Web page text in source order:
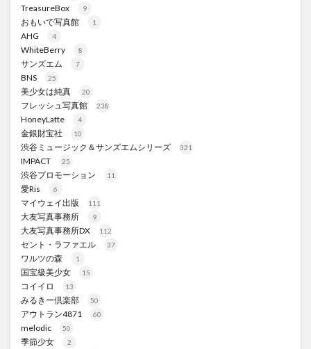
TreasureBox 9
おもいで写真館 1
AHG 4
WhiteBerry 8
サンズエム 7
BNS 25
美少女は純真 20
フレッシュ写真館 238
HoneyLatte 4
金銀財宝社 10
渋谷ミュージック＆サンズエムシリーズ 321
IMPACT 25
渋谷プロモーション 11
愛Ris 6
マイウェイ出版 111
大友写真事務所 9
大友写真事務所DX 112
セント・ラファエル 37
ワルツの森 1
国宝級美少女 15
コイイロ 13
みるきー倶楽部 50
アウトラン4871 60
melodic 50
季節少女 2